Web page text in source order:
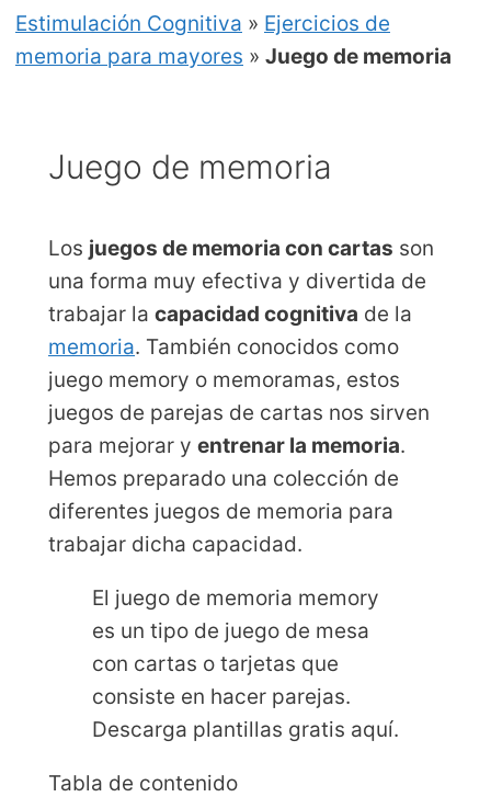
Estimulación Cognitiva » Ejercicios de
memoria para mayores » Juego de memoria
Juego de memoria
Los juegos de memoria con cartas son
una forma muy efectiva y divertida de
trabajar la capacidad cognitiva de la
memoria. También conocidos como
juego memory o memoramas, estos
juegos de parejas de cartas nos sirven
para mejorar y entrenar la memoria.
Hemos preparado una colección de
diferentes juegos de memoria para
trabajar dicha capacidad.
El juego de memoria memory
es un tipo de juego de mesa
con cartas o tarjetas que
consiste en hacer parejas.
Descarga plantillas gratis aquí.
Tabla de contenido